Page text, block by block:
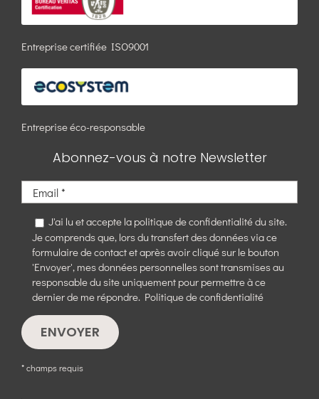
Entreprise certifiée ISO9001
Entreprise éco-responsable
Abonnez-vous à notre Newsletter
J'ai lu et accepte la politique de confidentialité du site.
Je comprends que, lors du transfert des données via ce
formulaire de contact et après avoir cliqué sur le bouton
'Envoyer', mes données personnelles sont transmises au
responsable du site uniquement pour permettre à ce
dernier de me répondre. Politique de confidentialité
* champs requis